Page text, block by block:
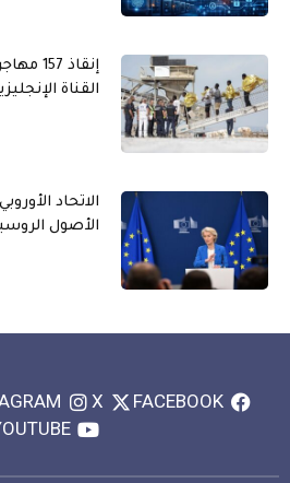
إنقاذ
القناة
الأصول
FACEBOOK
X